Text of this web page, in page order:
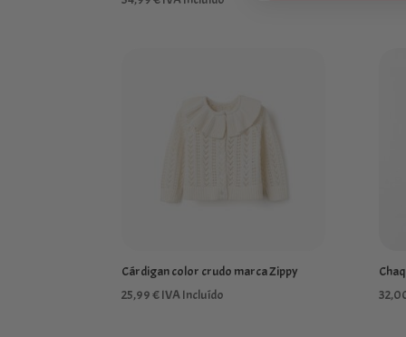
Cárdigan color crudo marca Zippy
25,99€IVA Incluído